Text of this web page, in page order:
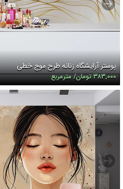
پوستر آرایشگاه زنانه طرح موج خطی
۳۸۳,۰۰۰ تومان/ مترمربع